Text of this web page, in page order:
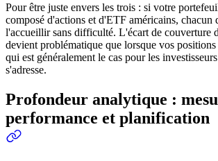
Pour être juste envers les trois : si votre
composé d'actions et d'ETF américains, chacun
l'accueillir sans difficulté. L'écart de couverture
devient problématique que lorsque vos
qui est généralement le cas pour les
s'adresse.
Profondeur analytique :
performance et planification